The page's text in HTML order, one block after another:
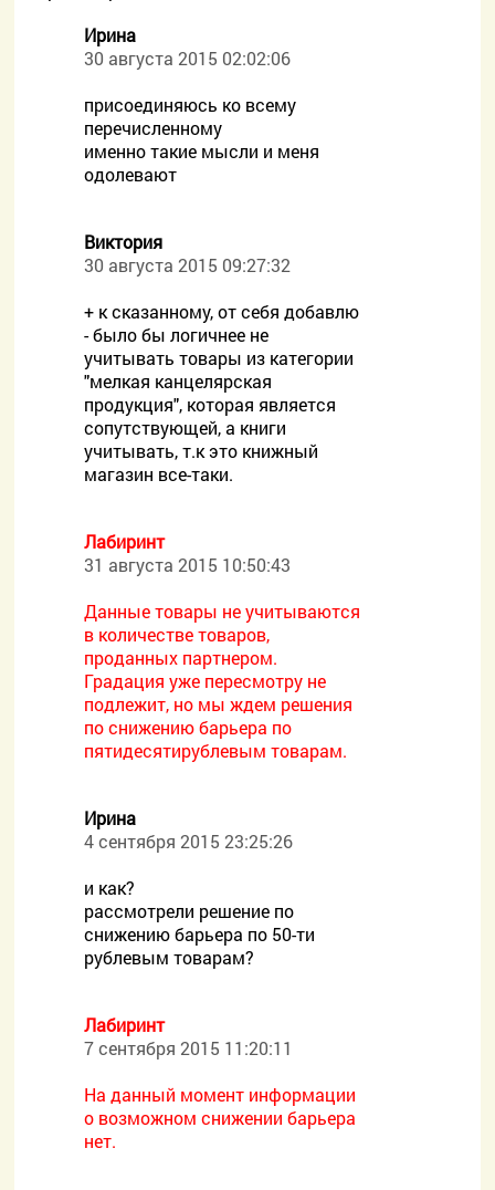
Ирина
30 августа 2015 02:02:06
присоединяюсь ко всему
перечисленному
именно такие мысли и меня
одолевают
Виктория
30 августа 2015 09:27:32
+ к сказанному, от себя добавлю
- было бы логичнее не
учитывать товары из категории
"мелкая канцелярская
продукция", которая является
сопутствующей, а книги
учитывать, т.к это книжный
магазин все-таки.
Лабиринт
31 августа 2015 10:50:43
Данные товары не учитываются
в количестве товаров,
проданных партнером.
Градация уже пересмотру не
подлежит, но мы ждем решения
по снижению барьера по
пятидесятирублевым товарам.
Ирина
4 сентября 2015 23:25:26
и как?
рассмотрели решение по
снижению барьера по 50-ти
рублевым товарам?
Лабиринт
7 сентября 2015 11:20:11
На данный момент информации
о возможном снижении барьера
нет.